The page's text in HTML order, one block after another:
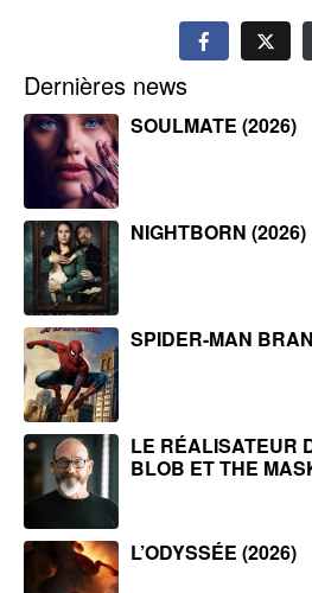
Dernières news
SOULMATE (2026)
NIGHTBORN (2026)
SPIDER-MAN
LE RÉALISATEUR
BLOB ET THE
L’ODYSSÉE (2026)